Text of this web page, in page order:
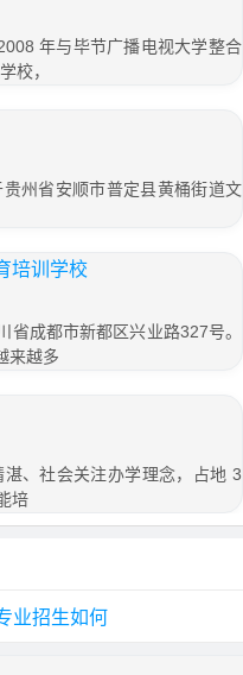
年与毕节广播电视大学整合
校，
州省安顺市普定县黄桶街道文
培训学校
成都市新都区兴业路327号。
来越多
、社会关注办学理念，占地 3
培
业招生如何